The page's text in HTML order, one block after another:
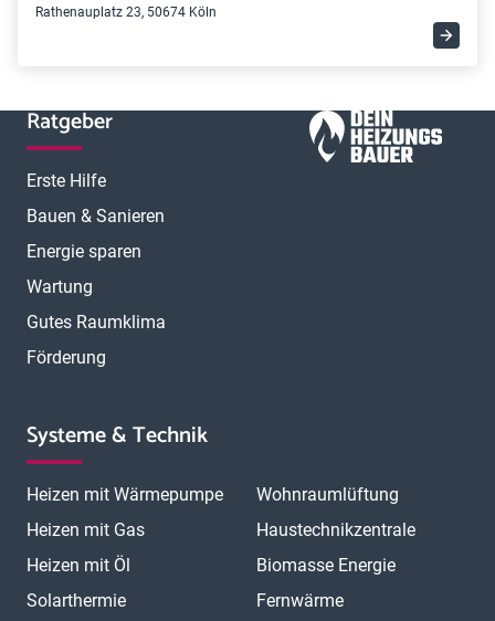
Rathenauplatz 23, 50674 Köln
Ratgeber
Erste Hilfe
Bauen & Sanieren
Energie sparen
Wartung
Gutes Raumklima
Förderung
Systeme & Technik
Heizen mit Wärmepumpe
Heizen mit Gas
Heizen mit Öl
Solarthermie
Wohnraumlüftung
Haustechnikzentrale
Biomasse Energie
Fernwärme